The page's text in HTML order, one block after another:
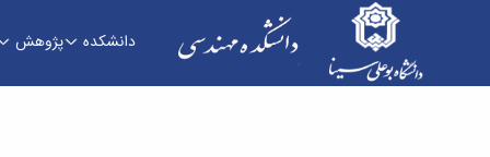
دانشکده پژوهش